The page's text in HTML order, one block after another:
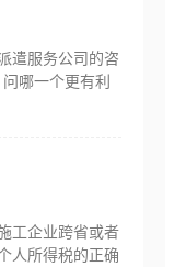
遣服务公司的咨
哪一个更有利
工企业跨省或者
人所得税的正确